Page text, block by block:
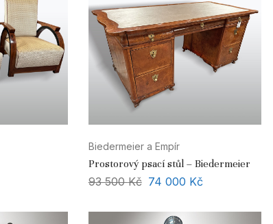
Biedermeier a Empír
Prostorový psací stůl – Biedermeier
93 500Kč 74 000 Kč